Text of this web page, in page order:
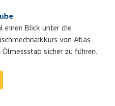
einen Blick unter die
von Atlas
sicher zu führen.